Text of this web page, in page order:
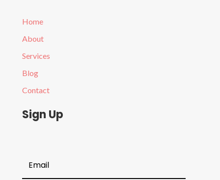
Home
About
Services
Blog
Contact
Sign Up